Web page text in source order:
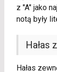
z "A" jako
notą były
Hałas
Hałas